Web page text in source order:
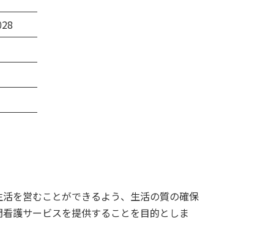
を営むことができるよう、生活の質の確保
護サービスを提供することを目的としま